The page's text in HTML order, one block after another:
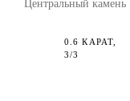
Центральный камень
0.6 КАРАТ,
3/3